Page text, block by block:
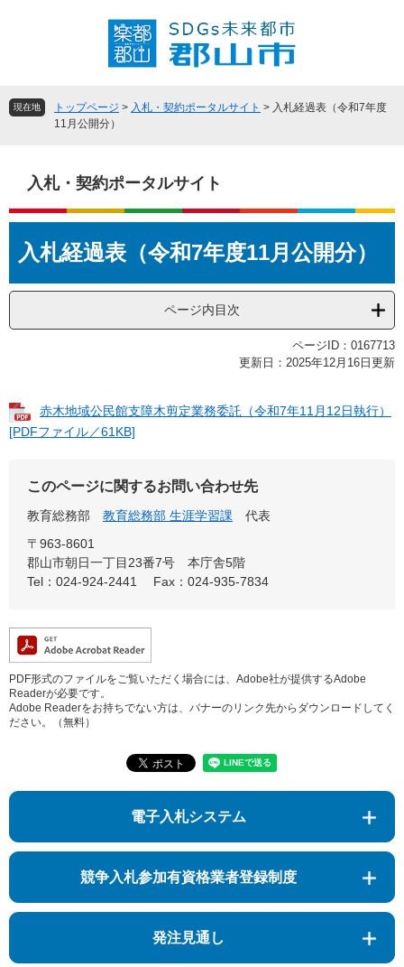
頭
飛
へ
現在地 トップページ > 入札・契約ポータルサイト > 入札経過表（令和7年度
11月公開分）
入札・契約ポータルサイト
入札経過表（令和7年度11月公開分）
ページ内目次
ページID：0167713
更新日：2025年12月16日更新
赤木地域公民館支障木剪定業務委託（令和7年11月12日執行）
[PDFファイル／61KB]
このページに関するお問い合わせ先
教育総務部 教育総務部 生涯学習課
代表
〒963-8601
郡山市朝日一丁目23番7号 本庁舎5階
Tel：024-924-2441
Fax：024-935-7834
PDF形式のファイルをご覧いただく場合には、Adobe社が提供するAdobe
Readerが必要です。
Adobe Readerをお持ちでない方は、バナーのリンク先からダウンロードしてく
ださい。（無料）
電子入札システム
競争入札参加有資格業者登録制度
発注見通し